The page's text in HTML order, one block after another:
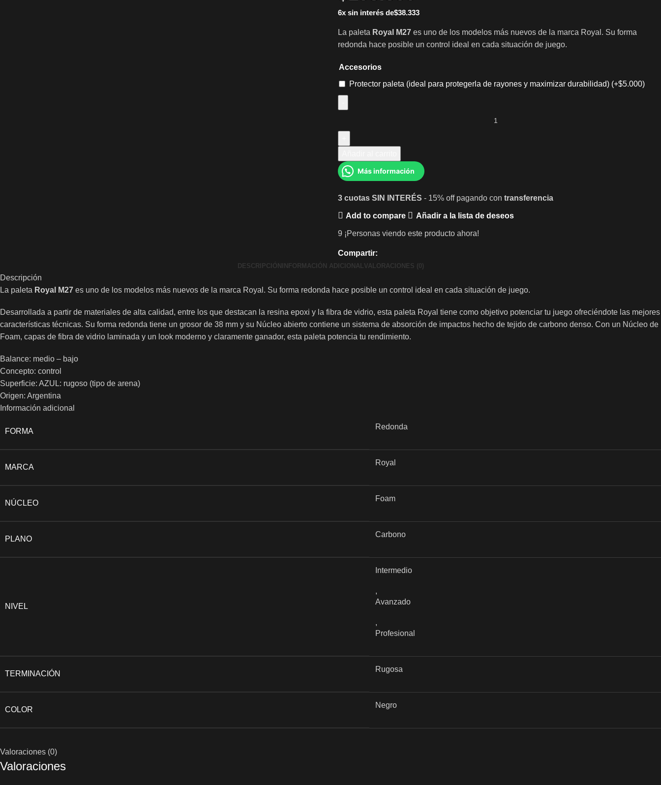
6x sin interés de$38.333
La paleta Royal M27 es uno de los modelos más nuevos de la marca Royal. Su forma
redonda hace posible un control ideal en cada situación de juego.
Accesorios
Protector paleta (ideal para protegerla de rayones y maximizar durabilidad) (+$5.000)
Más información
3 cuotas SIN INTERÉS - 15% off pagando con transferencia
Add to compare Añadir a la lista de deseos
9 ¡Personas viendo este producto ahora!
Compartir:
DESCRIPCIÓN INFORMACIÓN ADICIONALVALORACIONES (0)
Descripción
La paleta Royal M27 es uno de los modelos más nuevos de la marca Royal. Su forma redonda hace posible un control ideal en cada situación de juego.
Desarrollada a partir de materiales de alta calidad, entre los que destacan la resina epoxi y la fibra de vidrio, esta paleta Royal tiene como objetivo potenciar tu juego ofreciéndote las mejores
características técnicas. Su forma redonda tiene un grosor de 38 mm y su Núcleo abierto contiene un sistema de absorción de impactos hecho de tejido de carbono denso. Con un Núcleo de
Foam, capas de fibra de vidrio laminada y un look moderno y claramente ganador, esta paleta potencia tu rendimiento.
Balance: medio – bajo
Concepto: control
Superficie: AZUL: rugoso (tipo de arena)
Origen: Argentina
Información adicional
FORMA
Redonda
MARCA
Royal
NÚCLEO
Foam
PLANO
Carbono
NIVEL
Intermedio
,
Avanzado
,
Profesional
TERMINACIÓN
Rugosa
COLOR
Negro
Valoraciones (0)
Valoraciones